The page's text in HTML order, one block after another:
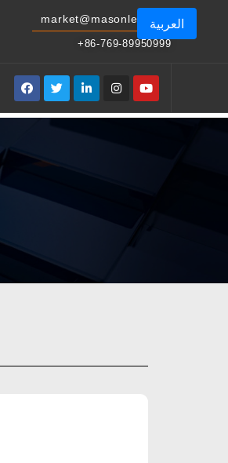
market@masonled.com
+86-769-89950999
العربية